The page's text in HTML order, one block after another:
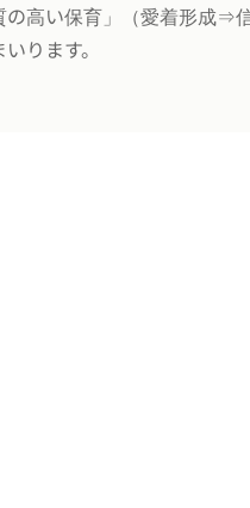
の高い保育」（愛着形成
ります。